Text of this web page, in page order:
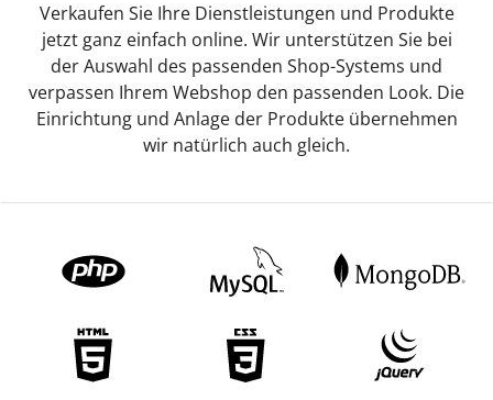
Verkaufen Sie Ihre Dienstleistungen und Produkte
jetzt ganz einfach online. Wir unterstützen Sie bei
der Auswahl des passenden Shop-Systems und
verpassen Ihrem Webshop den passenden Look. Die
Einrichtung und Anlage der Produkte übernehmen
wir natürlich auch gleich.